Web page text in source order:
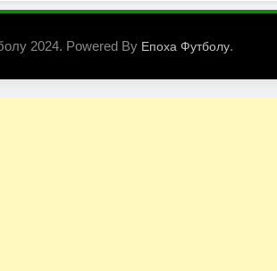
2024. Powered By Епоха Футболу.